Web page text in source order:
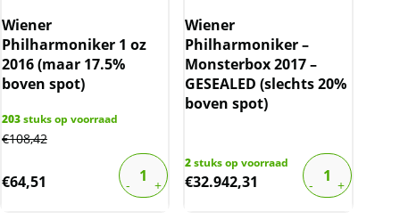
Wiener
Philharmoniker 1 oz
2016 (maar 17.5%
boven spot)
203stuks op voorraad
€108,42
€64,51
Wiener
Philharmoniker –
Monsterbox 2017 –
GESEALED (slechts 20%
boven spot)
2stuks op voorraad
€32.942,31